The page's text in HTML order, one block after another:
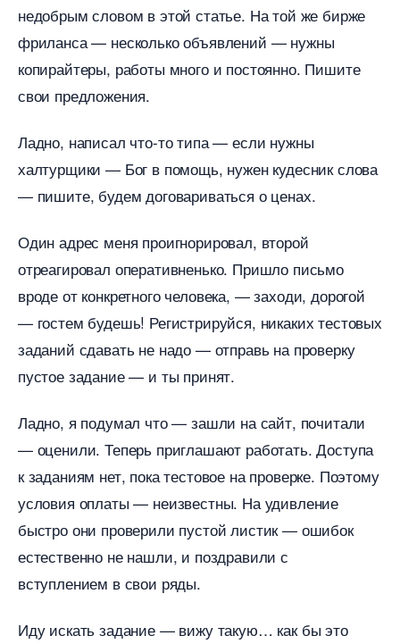
недобрым словом в этой статье. На той же бирже
фриланса — несколько объявлений — нужны
копирайтеры, работы много и постоянно. Пишите
свои предложения.
Ладно, написал что-то типа — если нужны
халтурщики — Бог в помощь, нужен кудесник слова
— пишите, будем договариваться о ценах.
Один адрес меня проигнорировал, второй
отреагировал оперативненько. Пришло письмо
роде от конкретного человека, — заходи, дорогой
— гостем будешь! Регистрируйся, никаких тестовых
заданий сдавать не надо — отправь на проверку
пустое задание — и ты принят.
Ладно, я подумал что — зашли на сайт, почитали
— оценили. Теперь приглашают работать. Доступа
к заданиям нет, пока тестовое на проверке. Поэтому
условия оплаты — неизвестны. На удивление
ыстро они проверили пустой листик — ошибок
естественно не нашли, и поздравили с
ступлением в свои ряды.
Иду искать задание — вижу такую… как бы это